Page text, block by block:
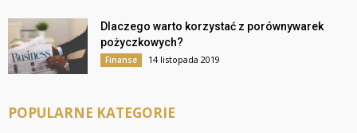
Dlaczego warto korzystać z porównywarek
pożyczkowych?
Finanse 14 listopada 2019
POPULARNE KATEGORIE